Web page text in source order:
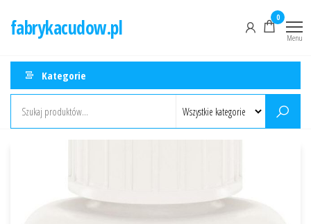
fabrykacudow.pl 0
Menu
Kategorie